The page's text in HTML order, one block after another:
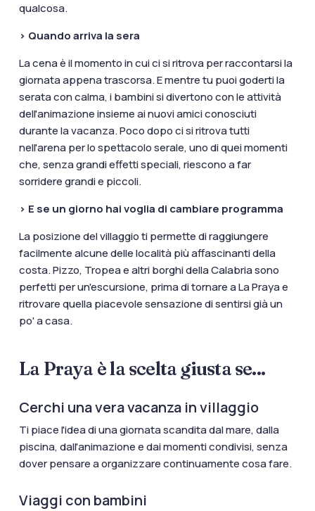
qualcosa.
> Quando arriva la sera
La cena è il momento in cui ci si ritrova per raccontarsi la
giornata appena trascorsa. E mentre tu puoi goderti la
serata con calma, i bambini si divertono con le attività
dell'animazione insieme ai nuovi amici conosciuti
durante la vacanza. Poco dopo ci si ritrova tutti
nell'arena per lo spettacolo serale, uno di quei momenti
che, senza grandi effetti speciali, riescono a far
sorridere grandi e piccoli.
> E se un giorno hai voglia di cambiare programma
La posizione del villaggio ti permette di raggiungere
facilmente alcune delle località più affascinanti della
costa. Pizzo, Tropea e altri borghi della Calabria sono
perfetti per un'escursione, prima di tornare a La Praya e
ritrovare quella piacevole sensazione di sentirsi già un
po' a casa.
La Praya è la scelta giusta se...
Cerchi una vera vacanza in villaggio
Ti piace l'idea di una giornata scandita dal mare, dalla
piscina, dall'animazione e dai momenti condivisi, senza
dover pensare a organizzare continuamente cosa fare.
Viaggi con bambini